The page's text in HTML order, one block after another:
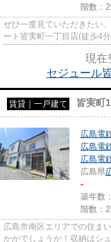
階数：
ぜひ一度見ていただきたい
ート皆実町一丁目店(徒歩4
現在
セジュール
賃貸｜一戸建て 皆実町
広島電
広島電
広島電
広島県
-
築年数
階数：
広島市南区エリアでの住ま
かがでしょうか！収納はシ